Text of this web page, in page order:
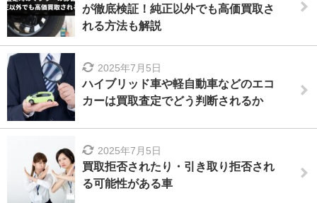
が徹底検証！純正以外でも高価買取さ
れる方法も解説
2025年7月5日
ハイブリッド車や軽自動車などのエコ
カーは買取査定でどう判断されるか
2025年7月5日
買取拒否されたり・引き取り拒否され
る可能性がある車